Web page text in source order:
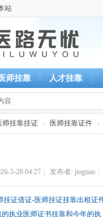
站
师挂靠 人才挂靠
师挂靠挂证 › 医师挂靠证件 ›
5-28 04:27 发布者: jingtian
挂证借证-医师挂证挂靠出租证
执业医师证书挂靠和今年的执